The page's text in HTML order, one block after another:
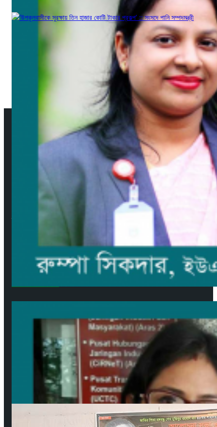
উপদেষ্টা সম্পাদক: দেবদাস মজুমদার
প্রকাশক ও সম্পাদক: মেহেদী হাসান বাবু ফরাজী
নির্বাহী সম্পাদক: শিবু মজুমদার
ব্যবস্থাপনা সম্পাদক: সবুজ রাসেল
বার্তা ও সাহিত্য সম্পাদক: মেহেদী হাসান (সাদাকাক)
YouTube
উপকূলের করোনাযোদ্ধা চার নারী 🔻নারীর চোখে সময়টাকে দেখি